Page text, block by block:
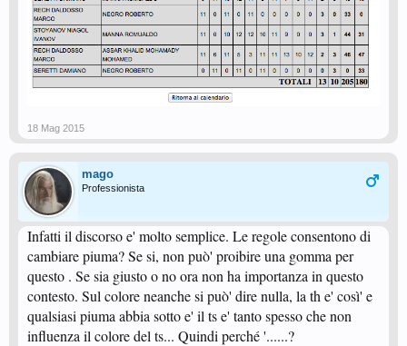
18 Mag 2015
mago
Professionista
Infatti il discorso e' molto semplice. Le regole consentono di
cambiare piuma? Se si, non può' proibire una gomma per
questo . Se sia giusto o no ora non ha importanza in questo
contesto. Sul colore neanche si può' dire nulla, la th e' così' e
qualsiasi piuma abbia sotto e' il ts e' tanto spesso che non
influenza il colore del ts... Quindi perché '......?